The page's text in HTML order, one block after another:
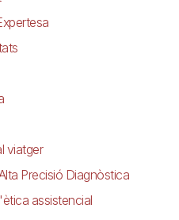
viatger
Precisió Diagnòstica
assistencial